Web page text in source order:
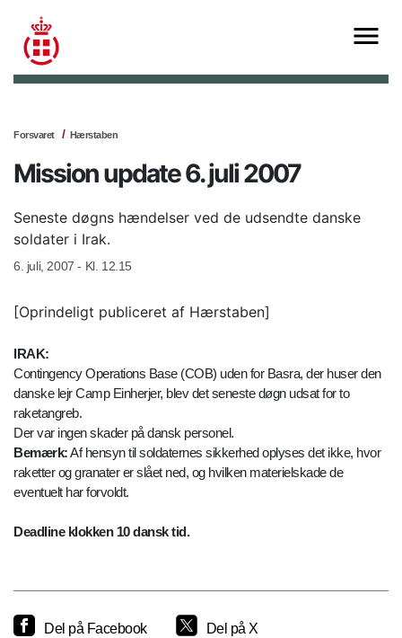
Forsvaret Hærstaben
Mission update 6. juli 2007
Seneste døgns hændelser ved de udsendte danske
soldater i Irak.
6. juli, 2007 - Kl. 12.15
[Oprindeligt publiceret af Hærstaben]
IRAK:
Contingency Operations Base (COB) uden for Basra, der huser den
danske lejr Camp Einherjer, blev det seneste døgn udsat for to
raketangreb.
Der var ingen skader på dansk personel.
Bemærk:Af hensyn til soldaternes sikkerhed oplyses det ikke, hvor
raketter og granater er slået ned, og hvilken materielskade de
eventuelt har forvoldt.
Deadline klokken 10 dansk tid.
Del på Facebook Del på X